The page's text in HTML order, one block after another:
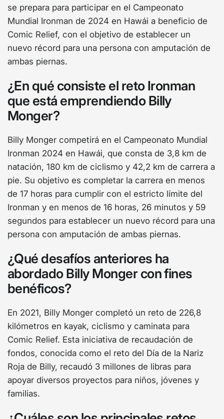
se prepara para participar en el Campeonato
Mundial Ironman de 2024 en Hawái a beneficio de
Comic Relief, con el objetivo de establecer un
nuevo récord para una persona con amputación de
ambas piernas.
¿En qué consiste el reto Ironman
que está emprendiendo Billy
Monger?
Billy Monger competirá en el Campeonato Mundial
Ironman 2024 en Hawái, que consta de 3,8 km de
natación, 180 km de ciclismo y 42,2 km de carrera a
pie. Su objetivo es completar la carrera en menos
de 17 horas para cumplir con el estricto límite del
Ironman y en menos de 16 horas, 26 minutos y 59
segundos para establecer un nuevo récord para una
persona con amputación de ambas piernas.
¿Qué desafíos anteriores ha
abordado Billy Monger con fines
benéficos?
En 2021, Billy Monger completó un reto de 226,8
kilómetros en kayak, ciclismo y caminata para
Comic Relief. Esta iniciativa de recaudación de
fondos, conocida como el reto del Día de la Nariz
Roja de Billy, recaudó 3 millones de libras para
apoyar diversos proyectos para niños, jóvenes y
familias.